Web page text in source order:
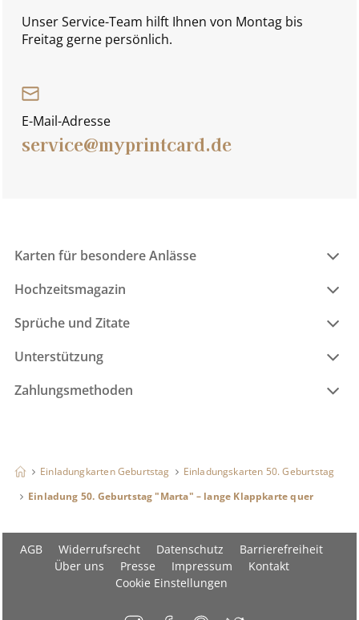
Unser Service-Team hilft Ihnen von Montag bis
Freitag gerne persönlich.
E-Mail-Adresse
service@myprintcard.de
Karten für besondere Anlässe
Hochzeitsmagazin
Sprüche und Zitate
Unterstützung
Zahlungsmethoden
Einladungkarten Geburtstag
Einladungskarten 50. Geburtstag
Einladung 50. Geburtstag "Marta" – lange Klappkarte quer
AGB Widerrufsrecht Datenschutz
Barrierefreiheit
Über uns
Presse Impressum
Kontakt
Cookie Einstellungen